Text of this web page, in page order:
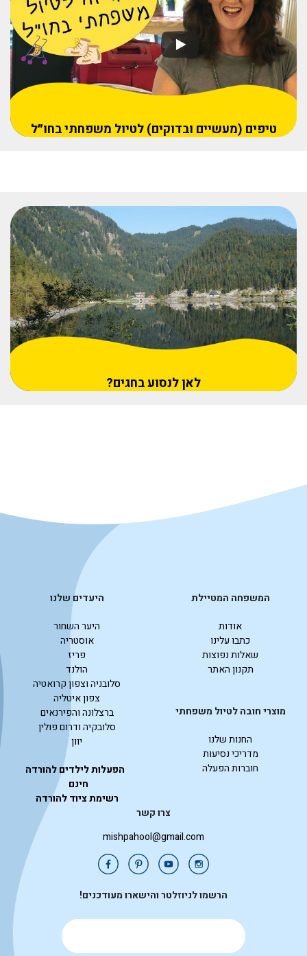
טיפים (מעשיים ובדוקים) לטיול משפחתי בחו״ל
לאן לנסוע בחגים?
המשפחה המטיילת
אודות
כתבו עלינו
שאלות נפוצות
תקנון האתר
מוצרי חובה לטיול משפחתי
החנות שלנו
מדריכי נסיעות
חוברות הפעלה
היעדים שלנו
היער השחור
אוסטריה
פריז
הולנד
סלובניה וצפון קרואטיה
צפון איטליה
ברצלונה והפירנאים
סלובקיה ודרום פולין
יוון
הפעלות לילדים להורדה
חינם
רשימת ציוד להורדה
צרו קשר
mishpahool@gmail.com
הרשמו לניוזלטר והישארו מעודכנים!